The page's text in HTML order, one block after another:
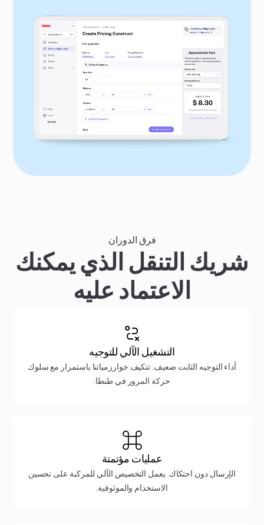
فرق الدوران
شريك التنقل الذي يمكنك
الاعتماد عليه
التشغيل الآلي للتوجيه
أداء التوجيه الثابت ضعيف. تتكيف خوارزمياتنا باستمرار مع سلوك
حركة المرور في طنطا.
عمليات مؤتمتة
الإرسال دون احتكاك. يعمل التخصيص الآلي للمركبة على تحسين
الاستخدام والموثوقية.